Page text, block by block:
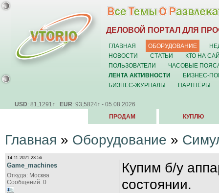
ДЕЛОВОЙ ПОРТАЛ ДЛЯ
ГЛАВНАЯ ОБОРУДОВАНИЕ
НОВОСТИ
СТАТЬИ
КТО НА
ПОЛЬЗОВАТЕЛИ
ЧАСОВЫЕ
ЛЕНТА АКТИВНОСТИ
БИЗНЕС-
БИЗНЕС-ЖУРНАЛЫ
ПАРТНЁРЫ
USD: 81,1291↑ EUR: 93,5824↑ - 05.08.2026
ПРОДАМ КУПЛЮ
Главная » Оборудование »
14.11.2021 23:56
Game_machines
Откуда: Москва
Сообщений: 0
Купим б/у
состоянии.